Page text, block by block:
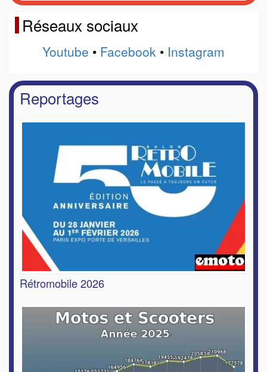
Réseaux sociaux
Youtube • Facebook • Instagram
Reportages
Rétromobile 2026